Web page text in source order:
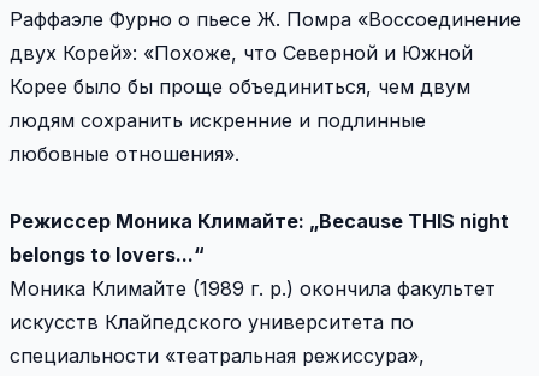
Раффаэле Фурно о пьесе Ж. Помра «Воссоединение
двух Корей»: «Похоже, что Северной и Южной
Корее было бы проще объединиться, чем двум
людям сохранить искренние и подлинные
любовные отношения».
Режиссер Моника Климайте: „Because THIS night
belongs to lovers...“
Моника Климайте (1989 г. р.) окончила факультет
искусств Клайпедского университета по
специальности «театральная режиссура»,